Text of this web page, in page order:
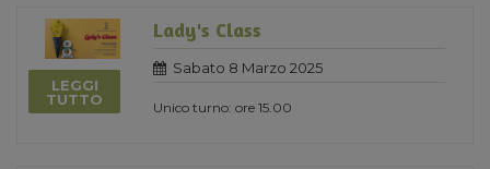
LEGGI
TUTTO
Lady's Class
Sabato 8 Marzo 2025
Unico turno: ore 15.00